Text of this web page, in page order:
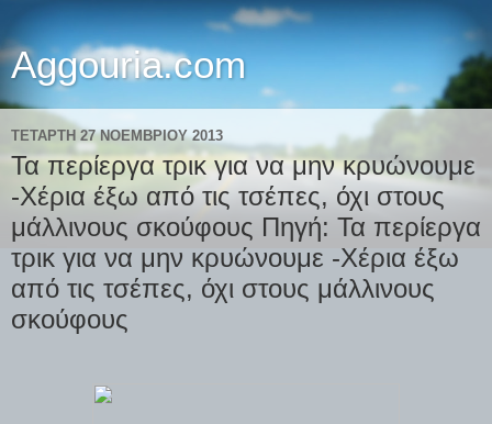
Aggouria.com
ΤΕΤΆΡΤΗ 27 ΝΟΕΜΒΡΊΟΥ 2013
Τα περίεργα τρικ για να μην κρυώνουμε
-Χέρια έξω από τις τσέπες, όχι στους
μάλλινους σκούφους Πηγή: Τα περίεργα
τρικ για να μην κρυώνουμε -Χέρια έξω
από τις τσέπες, όχι στους μάλλινους
σκούφους